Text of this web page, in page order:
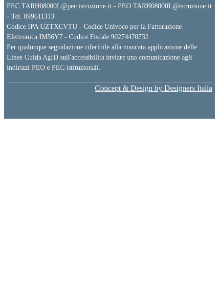
PEC TARH08000L@pec.istruzione.it - PEO TARH08000L@istruzione.it
- Tel. 099611313
Codice IPA UZTXCVTU - Codice Univoco per la Fatturazione
Elettronica IM56Y7 - Codice Fiscale 90274470732
Per qualunque segnalazione riferibile alla mancata applicazione delle
Linee Guida AgID sull'accessibilità inviare una comunicazione agli
indirizzi PEO e PEC istituzionali.
Concept & Design by Designers Italia